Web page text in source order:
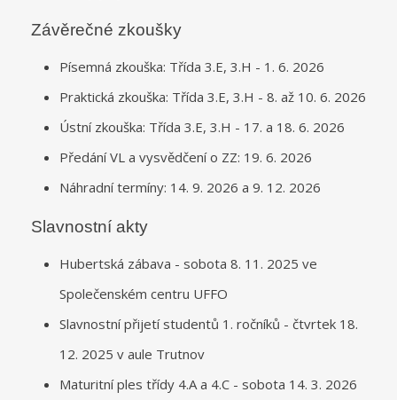
Závěrečné zkoušky
Písemná zkouška: Třída 3.E, 3.H - 1. 6. 2026
Praktická zkouška: Třída 3.E, 3.H - 8. až 10. 6. 2026
Ústní zkouška: Třída 3.E, 3.H - 17. a 18. 6. 2026
Předání VL a vysvědčení o ZZ: 19. 6. 2026
Náhradní termíny: 14. 9. 2026 a 9. 12. 2026
Slavnostní akty
Hubertská zábava - sobota 8. 11. 2025 ve
Společenském centru UFFO
Slavnostní přijetí studentů 1. ročníků - čtvrtek 18.
12. 2025 v aule Trutnov
Maturitní ples třídy 4.A a 4.C - sobota 14. 3. 2026